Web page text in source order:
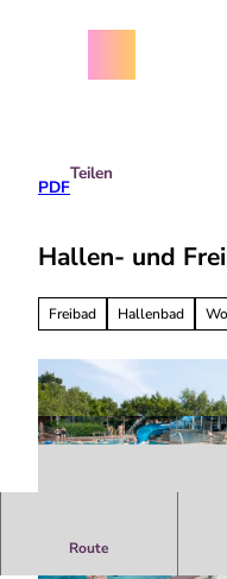
PDF
Teilen
Hallen- und
Freibad Hallenbad
Route
Das Waldbad bietet